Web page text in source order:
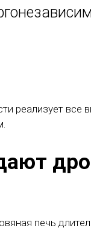
все
печь